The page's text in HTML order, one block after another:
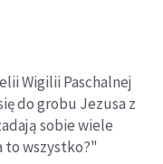
Wigilii Paschalnej
do grobu Jezusa z
sobie wiele
to wszystko?"